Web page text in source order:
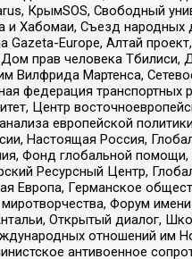
КрымSOS, Свободный
Хабомаи, Съезд
Gazeta-Europe, Алтай
прав человека
Вилфрида Мартенса,
федерация
Центр
европейской
Настоящая Россия,
Фонд глобальной
Ресурсный Центр,
Европа, Германское
Форум
Открытый диалог,
отношений им
антивоенное